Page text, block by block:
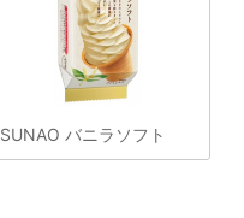
SUNAO バニラソフト